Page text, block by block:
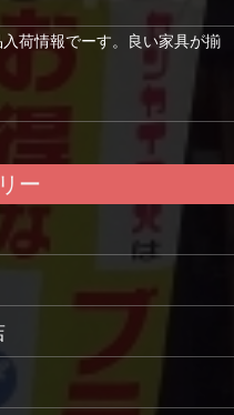
荷情報でーす。良い家具が揃
ー